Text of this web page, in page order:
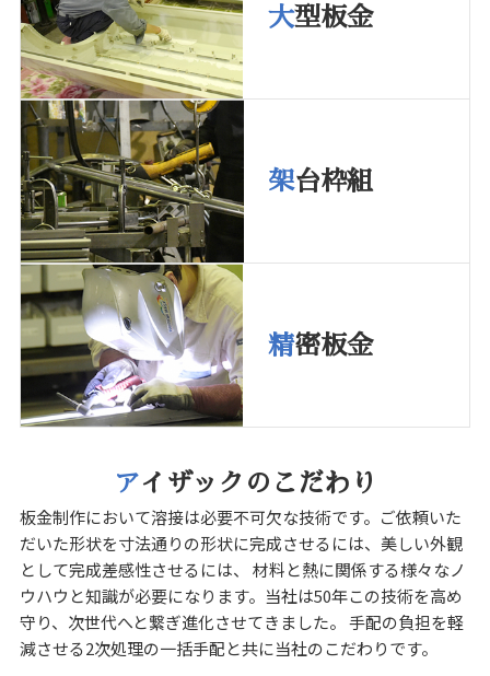
大型板金
架台枠組
精密板金
アイザックのこだわり
板金制作において溶接は必要不可欠な技術です。ご依頼いた
だいた形状を寸法通りの形状に完成させるには、美しい外観
として完成差感性させるには、 材料と熱に関係する様々なノ
ウハウと知識が必要になります。当社は50年この技術を高め
守り、次世代へと繋ぎ進化させてきました。 手配の負担を軽
減させる2次処理の一括手配と共に当社のこだわりです。